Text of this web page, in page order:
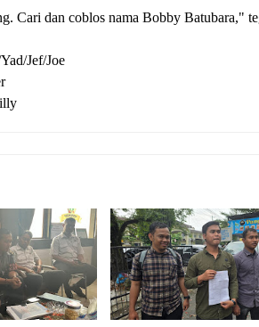
Cari dan coblos nama Bobby Batubara,"
Jef/Joe